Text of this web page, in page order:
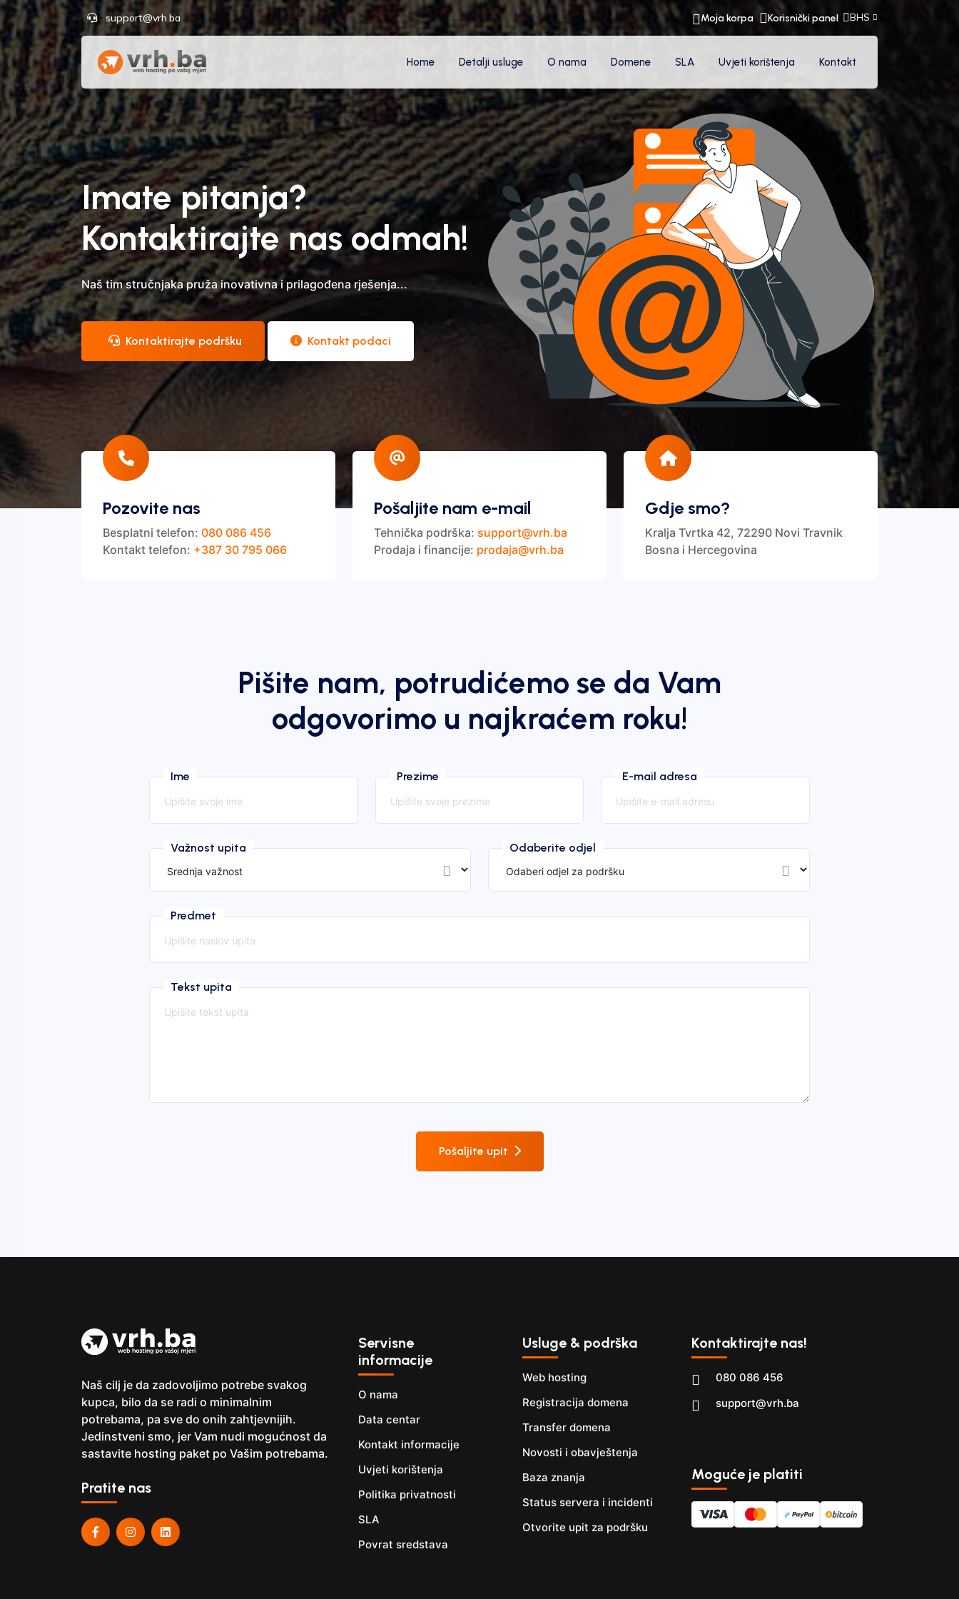
support@vrh.ba Moja korpa Korisnički panel BHS
Home Detalji usluge O nama Domene SLA Uvjeti korištenja Kontakt
Imate pitanja?
Kontaktirajte nas odmah!
Naš tim stručnjaka pruža inovativna i prilagođena rješenja...
Kontaktirajte podršku Kontakt podaci
Pozovite nas
Besplatni telefon: 080 086 456
Kontakt telefon: +387 30 795 066
Pošaljite nam e-mail
Tehnička podrška: support@vrh.ba
Prodaja i financije: prodaja@vrh.ba
Gdje smo?
Kralja Tvrtka 42, 72290 Novi Travnik
Bosna i Hercegovina
Pišite nam, potrudićemo se da Vam
odgovorimo u najkraćem roku!
Ime Prezime E-mail adresa
Važnost upita Odaberite odjel
Predmet
Tekst upita
Pošaljite upit
Naš cilj je da zadovoljimo potrebe svakog
kupca, bilo da se radi o minimalnim
potrebama, pa sve do onih zahtjevnijih.
Jedinstveni smo, jer Vam nudi mogućnost da
sastavite hosting paket po Vašim potrebama.
Pratite nas
Servisne
informacije
O nama
Data centar
Kontakt informacije
Uvjeti korištenja
Politika privatnosti
SLA
Povrat sredstava
Usluge & podrška
Web hosting
Registracija domena
Transfer domena
Novosti i obavještenja
Baza znanja
Status servera i incidenti
Otvorite upit za podršku
Kontaktirajte nas!
080 086 456
support@vrh.ba
Moguće je platiti